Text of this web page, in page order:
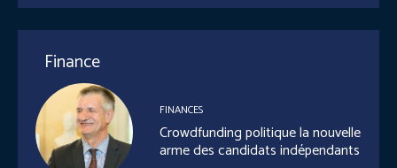
Finance
FINANCES
Crowdfunding politique la nouvelle
arme des candidats indépendants